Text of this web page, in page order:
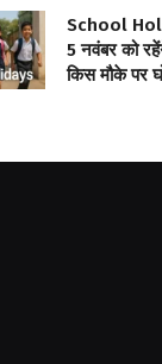
School
5 नवंबर को
किस मौके पर